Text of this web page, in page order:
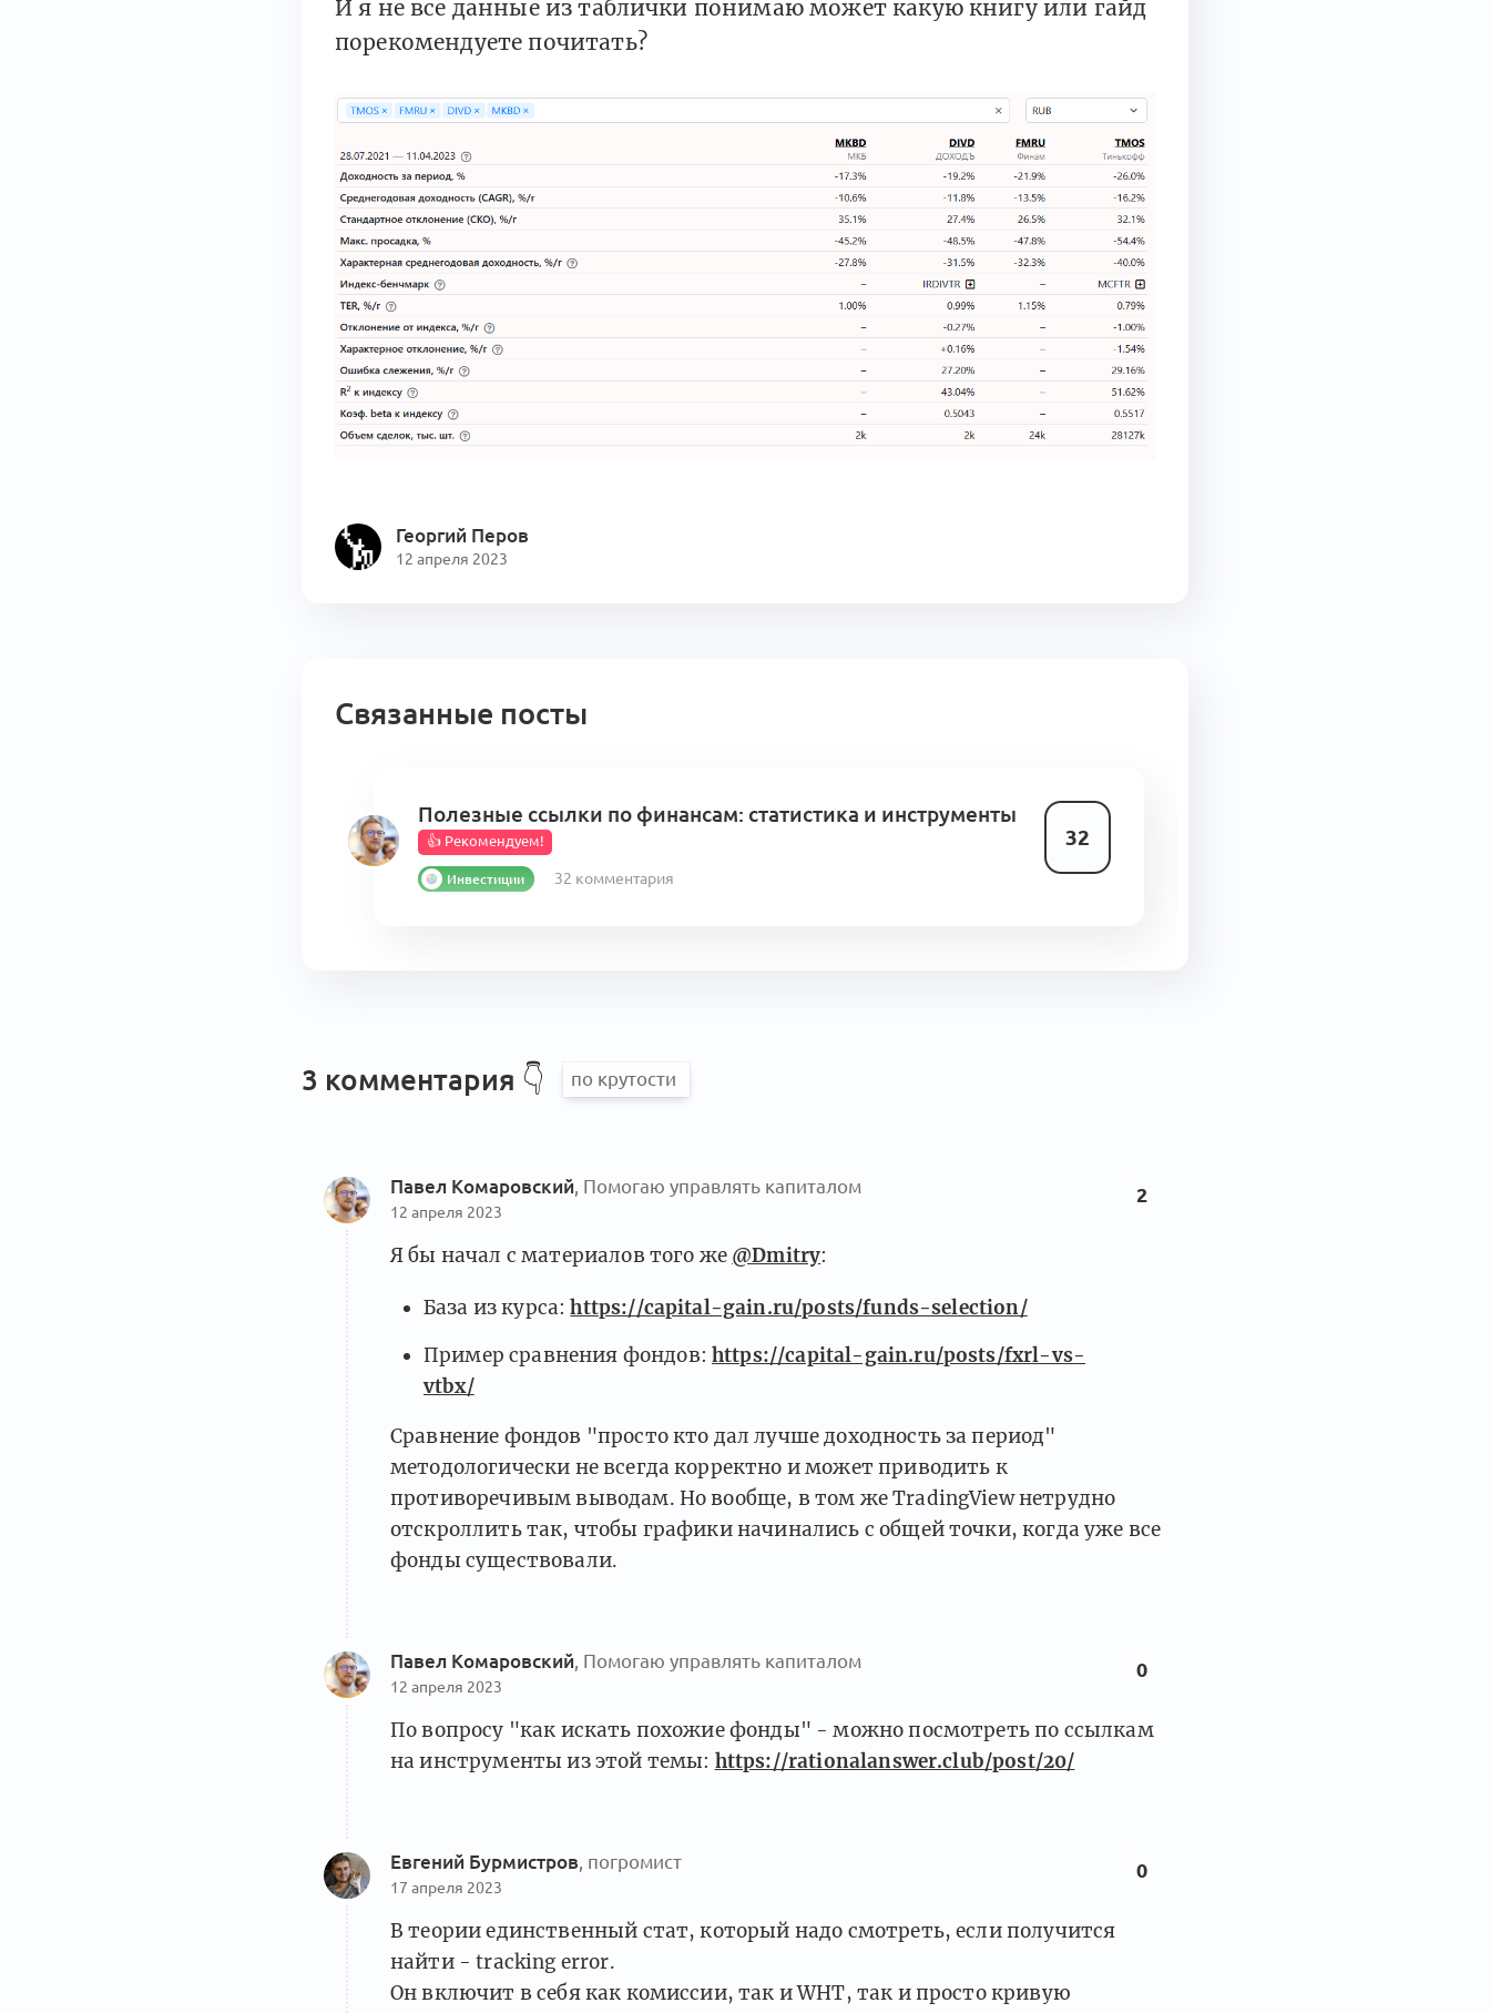
И я не все данные из таблички понимаю может какую книгу или гайд
порекомендуете почитать?
Георгий Перов
12 апреля 2023
Связанные посты
32
Полезные ссылки по финансам: статистика и инструменты
👍 Рекомендуем!
Инвестиции 32 комментария
3 комментария 👇
Павел Комаровский , Помогаю управлять капиталом
12 апреля 2023
2
Я бы начал с материалов того же @Dmitry:
База из курса:https://capital-gain.ru/posts/funds-selection/
Пример сравнения фондов: https://capital-gain.ru/posts/fxrl-vs-
vtbx/
Сравнение фондов "просто кто дал лучше доходность за период"
методологически не всегда корректно и может приводить к
противоречивым выводам. Но вообще, в том же TradingView нетрудно
отскроллить так, чтобы графики начинались с общей точки, когда уже все
фонды существовали.
Павел Комаровский, Помогаю управлять капиталом
12 апреля 2023
0
По вопросу "как искать похожие фонды" - можно посмотреть по ссылкам
на инструменты из этой темы: https://rationalanswer.club/post/20/
Евгений Бурмистров, погромист
17 апреля 2023
0
В теории единственный стат, который надо смотреть, если получится
найти - tracking error.
Он включит в себя как комиссии, так и WHT, так и просто кривую